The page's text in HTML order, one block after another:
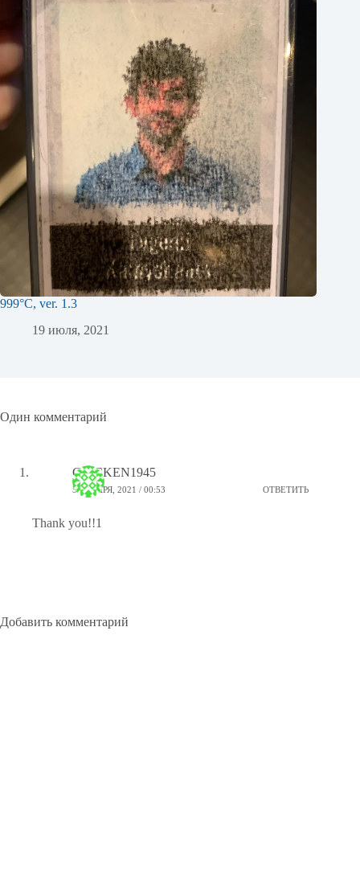
999°C, ver. 1.3
19 июля, 2021
Один комментарий
GLICKEN1945
5 ЯНВАРЯ, 2021 / 00:53 ОТВЕТИТЬ
Thank you!!1
Добавить комментарий